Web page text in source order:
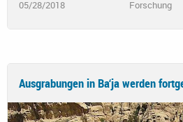
05/28/2018 Forschung
Ausgrabungen in Ba‘ja werden